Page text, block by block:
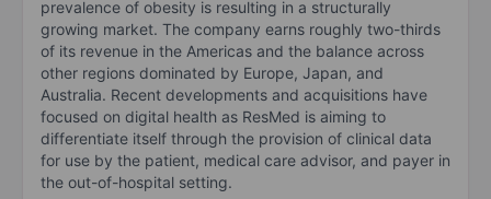
prevalence of obesity is resulting in a structurally
growing market. The company earns roughly two-thirds
of its revenue in the Americas and the balance across
other regions dominated by Europe, Japan, and
Australia. Recent developments and acquisitions have
focused on digital health as ResMed is aiming to
differentiate itself through the provision of clinical data
for use by the patient, medical care advisor, and payer in
the out-of-hospital setting.